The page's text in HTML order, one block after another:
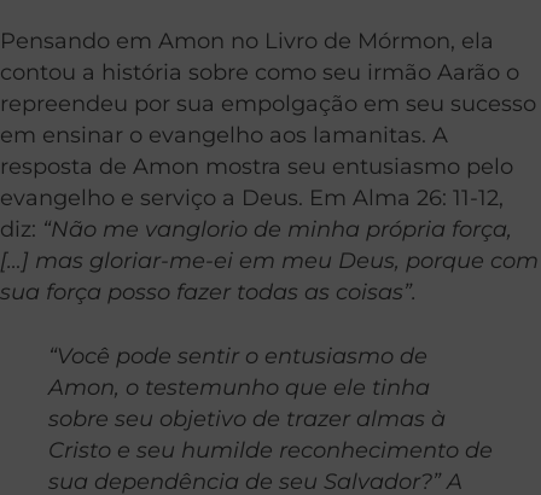
Pensando em Amon no Livro de Mórmon, ela
contou a história sobre como seu irmão Aarão o
repreendeu por sua empolgação em seu sucesso
em ensinar o evangelho aos lamanitas. A
resposta de Amon mostra seu entusiasmo pelo
evangelho e serviço a Deus. Em Alma 26: 11-12,
diz: “Não me vanglorio de minha própria força,
[…] mas gloriar-me-ei em meu Deus, porque com
sua força posso fazer todas as coisas”.
“Você pode sentir o entusiasmo de
Amon, o testemunho que ele tinha
sobre seu objetivo de trazer almas à
Cristo e seu humilde reconhecimento de
sua dependência de seu Salvador?” A